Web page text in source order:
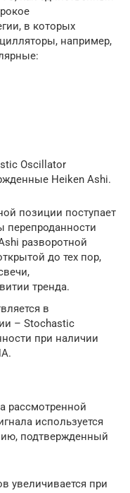
в которых
например,
Oscillator
Heiken Ashi.
позиции поступает
перепроданности
разворотной
до тех пор,
тренда.
в
– Stochastic
при наличии
рассмотренной
используется
подтвержденный
увеличивается при